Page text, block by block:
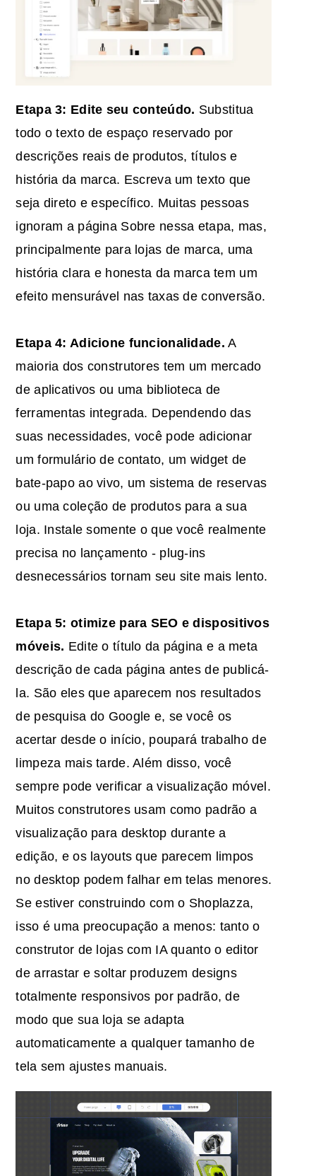
Etapa 3: Edite seu conteúdo. Substitua
todo o texto de espaço reservado por
descrições reais de produtos, títulos e
história da marca. Escreva um texto que
seja direto e específico. Muitas pessoas
ignoram a página Sobre nessa etapa, mas,
principalmente para lojas de marca, uma
história clara e honesta da marca tem um
efeito mensurável nas taxas de conversão.
Etapa 4: Adicione funcionalidade. A
maioria dos construtores tem um mercado
de aplicativos ou uma biblioteca de
ferramentas integrada. Dependendo das
suas necessidades, você pode adicionar
um formulário de contato, um widget de
bate-papo ao vivo, um sistema de reservas
ou uma coleção de produtos para a sua
loja. Instale somente o que você realmente
precisa no lançamento - plug-ins
desnecessários tornam seu site mais lento.
Etapa 5: otimize para SEO e dispositivos
móveis. Edite o título da página e a meta
descrição de cada página antes de publicá-
la. São eles que aparecem nos resultados
de pesquisa do Google e, se você os
acertar desde o início, poupará trabalho de
limpeza mais tarde. Além disso, você
sempre pode verificar a visualização móvel.
Muitos construtores usam como padrão a
visualização para desktop durante a
edição, e os layouts que parecem limpos
no desktop podem falhar em telas menores.
Se estiver construindo com o Shoplazza,
isso é uma preocupação a menos: tanto o
construtor de lojas com IA quanto o editor
de arrastar e soltar produzem designs
totalmente responsivos por padrão, de
modo que sua loja se adapta
automaticamente a qualquer tamanho de
tela sem ajustes manuais.